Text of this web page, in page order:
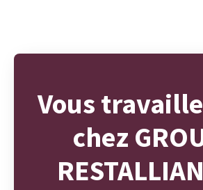
Vous
chez